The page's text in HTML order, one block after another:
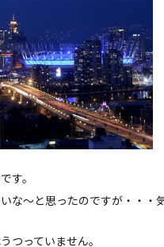
す。
な〜と思ったのですが・・・
つっていません。